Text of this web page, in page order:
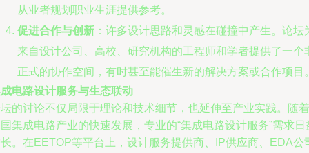
从业者规划职业生涯提供参考。
促进合作与创新 ：许多设计思路和灵感在碰撞中产生。论坛
来自设计公司、高校、研究机构的工程师和学者提供了一个
正式的协作空间，有时甚至能催生新的解决方案或合作项目
电路设计服务与生态联动
的讨论不仅局限于理论和技术细节，也延伸至产业实践。随着
集成电路产业的快速发展，专业的“集成电路设计服务”需求日
。在EETOP等平台上，设计服务提供商、IP供应商、EDA公